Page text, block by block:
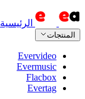
الرئيسية
المنتجات
Evervideo
Evermusic
Flacbox
Evertag